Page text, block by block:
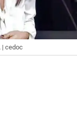
| cedoc